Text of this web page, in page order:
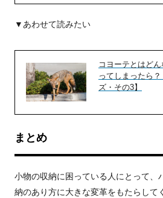
▼あわせて読みたい
コヨーテとはど
ってしまったら
ズ・その3】
まとめ
小物の収納に困っている人にとって、
納のあり方に大きな変革をもたらして